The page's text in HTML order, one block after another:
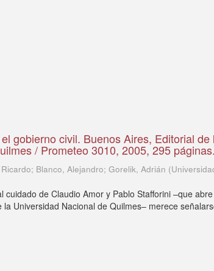
gobierno civil. Buenos Aires, Editorial de
/ Prometeo 3010, 2005, 295 páginas.
Blanco, Alejandro; Gorelik, Adrián (
cuidado de Claudio Amor y Pablo Stafforini –que
Universidad Nacional de Quilmes– merece